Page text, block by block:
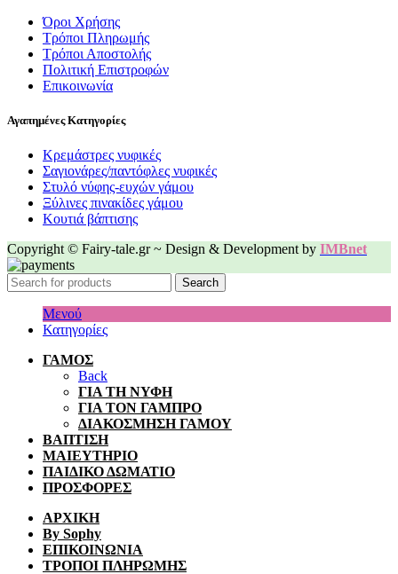
Όροι Χρήσης
Τρόποι Πληρωμής
Τρόποι Αποστολής
Πολιτική Επιστροφών
Επικοινωνία
Αγαπημένες Κατηγορίες
Κρεμάστρες νυφικές
Σαγιονάρες/παντόφλες νυφικές
Στυλό νύφης-ευχών γάμου
Ξύλινες πινακίδες γάμου
Κουτιά βάπτισης
Copyright © Fairy-tale.gr ~ Design & Development by IMBnet
Search
Μενού
Κατηγορίες
ΓΑΜΟΣ
Back
ΓΙΑ ΤΗ ΝΥΦΗ
ΓΙΑ ΤΟΝ ΓΑΜΠΡΟ
ΔΙΑΚΟΣΜΗΣΗ ΓΑΜΟΥ
ΒΑΠΤΙΣΗ
ΜΑΙΕΥΤΗΡΙΟ
ΠΑΙΔΙΚΟ ΔΩΜΑΤΙΟ
ΠΡΟΣΦΟΡΕΣ
ΑΡΧΙΚΗ
By Sophy
ΕΠΙΚΟΙΝΩΝΙΑ
ΤΡΟΠΟΙ ΠΛΗΡΩΜΗΣ